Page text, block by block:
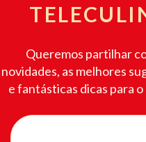
Queremos partilhar
novidades, as melhores
e fantásticas dicas para